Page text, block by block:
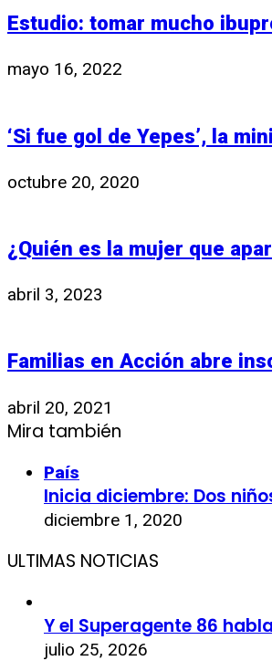
Estudio: tomar mucho
mayo 16, 2022
‘Si fue gol de Yepes’, la
octubre 20, 2020
¿Quién es la mujer que
abril 3, 2023
Familias en Acción abre
abril 20, 2021
Mira también
País
Inicia diciembre: Dos
diciembre 1, 2020
ULTIMAS NOTICIAS
Y el Superagente 86
julio 25, 2026